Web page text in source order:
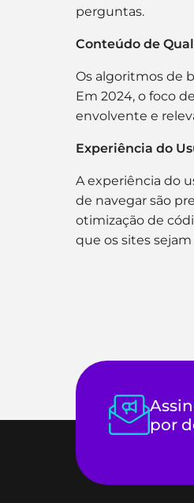
perguntas.
Conteúdo de
Os algoritmos de
Em 2024, o foco
envolvente e
Experiência do
A experiência do
de navegar são
otimização de
que os sites
por